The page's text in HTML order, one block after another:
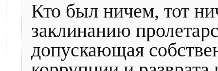
Кто был ничем, тот
заклинанию
допускающая